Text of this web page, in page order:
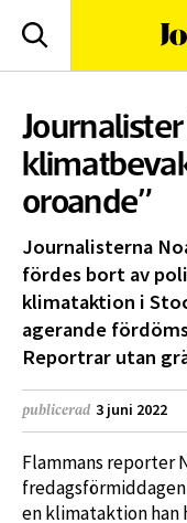
Sök
oroande”
Journalisterna
fördes bort av
klimataktion i
agerande
Reportrar utan
publicerad 3 juni 2022
Flammans reporter
en klimataktion han